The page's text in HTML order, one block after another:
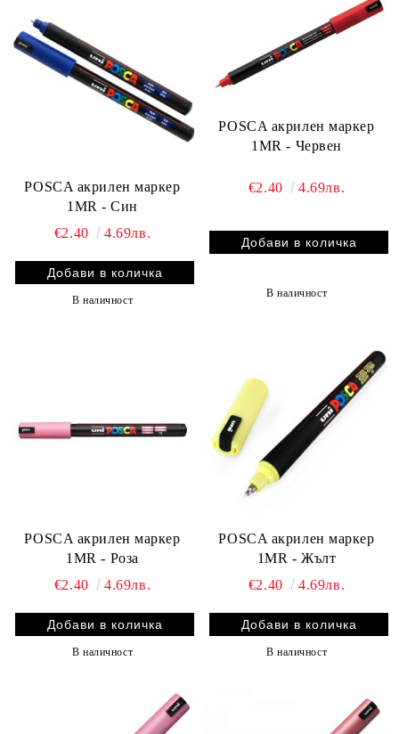
POSCA акрилен маркер
1MR - Син
€2.40
4.69лв.
В наличност
POSCA акрилен маркер
1MR - Червен
€2.40 4.69лв.
В наличност
POSCA акрилен маркер
1MR - Роза
€2.40
4.69лв.
В наличност
POSCA акрилен маркер
1MR - Жълт
€2.40
4.69лв.
В наличност